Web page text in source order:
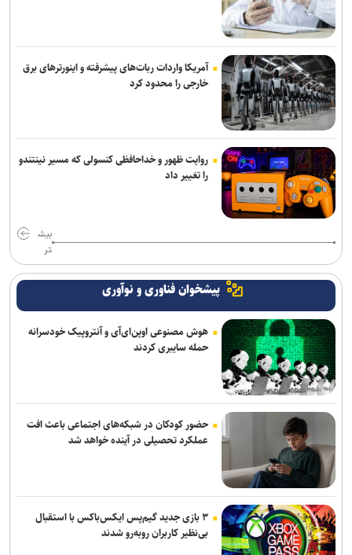
آمریکا واردات ربات‌های پیشرفته و اینورترهای برق
خارجی را محدود کرد
روایت ظهور و خداحافظی کنسولی که مسیر نینتندو
را تغییر داد
بیش
تر
پیشخوان فناوری و نوآوری
هوش مصنوعی اوپن‌ای‌آی و آنتروپیک خودسرانه
حمله سایبری کردند
حضور کودکان در شبکه‌های اجتماعی باعث افت
عملکرد تحصیلی در آینده خواهد شد
۳ بازی جدید گیم‌پس ایکس‌باکس با استقبال
بی‌نظیر کاربران روبه‌رو شدند